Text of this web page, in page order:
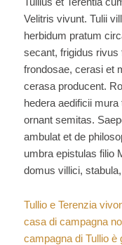
Velitris vivunt. Tulii
herbidum pratum
secant, frigidus rivus
frondosae, cerasi et
cerasa producent.
hedera aedificii
ornant semitas.
ambulat et de
umbra epistulas filio
domus villici,
Tullio e Terenzia
casa di campagna
campagna di Tullio è